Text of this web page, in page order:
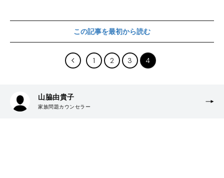
この記事を最初から読む
1 2 3 4
山脇由貴子
家族問題カウンセラー